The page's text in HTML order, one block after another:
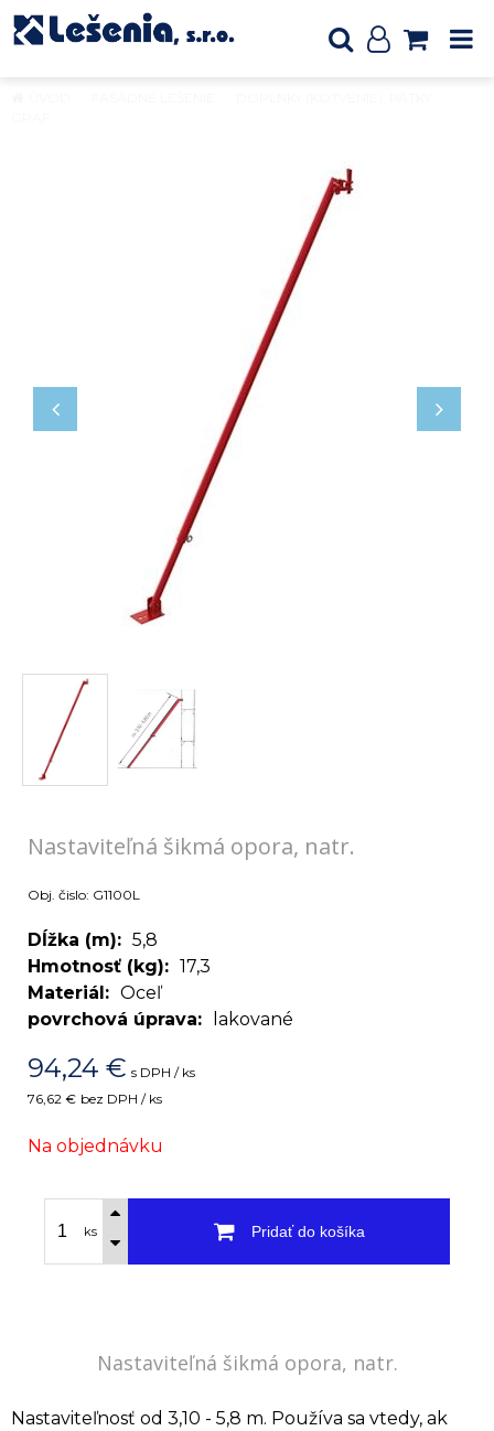
Nastaviteľná šikmá opora, natr.
Obj. čislo: G1100L
Dĺžka (m)
5,8
Hmotnosť (kg)
17,3
Materiál
Oceľ
povrchová úprava
lakované
94,24 € s DPH / ks
76,62 € bez DPH / ks
Na objednávku
ks Pridať do košíka
Nastaviteľná šikmá opora, natr.
Nastaviteľnosť od 3,10 - 5,8 m. Používa sa vtedy, ak